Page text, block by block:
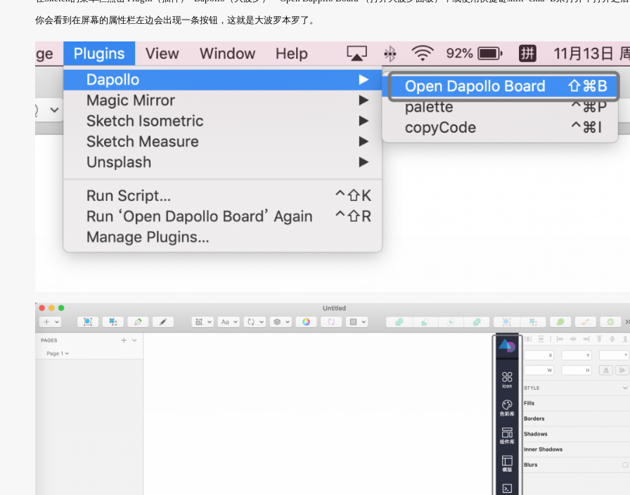
你会看到在屏幕的属性栏左边会出现一条按钮，这就是大波罗本罗了。